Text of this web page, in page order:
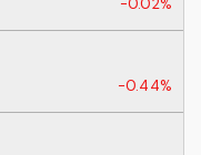
-0.02%
-0.44%